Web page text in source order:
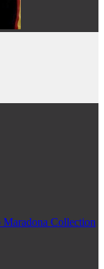
Collection